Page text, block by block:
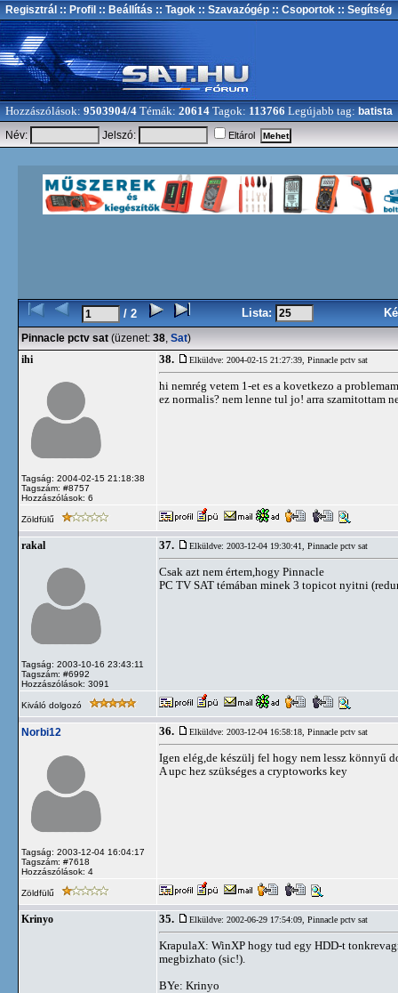
Regisztrál :: Profil :: Beállítás :: Tagok :: Szavazógép :: Csoportok :: Segítség
Hozzászólások: 9503904/4 Témák: 20614 Tagok: 113766 Legújabb tag: batista
Név:
Jelszó: Eltárol
/ 2 Lista:
Pinnacle pctv sat (üzenet: 38, Sat)
ihi
Tagság: 2004-02-15 21:18:38
Tagszám: #8757
Hozzászólások: 6
38. Elküldve: 2004-02-15 21:27:39, Pinnacle pctv sat
hi nemrég vetem 1-et es a kovetkezo a
ez normalis? nem lenne tul jo! arra szamitottam
Zöldfülű
rakal
Tagság: 2003-10-16 23:43:11
Tagszám: #6992
Hozzászólások: 3091
37. Elküldve: 2003-12-04 19:30:41, Pinnacle pctv sat
Csak azt nem értem,hogy Pinnacle
PC TV SAT témában minek 3 topicot nyitni
Kiváló dolgozó
Norbi12
Tagság: 2003-12-04 16:04:17
Tagszám: #7618
Hozzászólások: 4
36. Elküldve: 2003-12-04 16:58:18, Pinnacle pctv sat
Igen elég,de készülj fel hogy nem lessz könnyű
A upc hez szükséges a cryptoworks key
Zöldfülű
Krinyo 35. Elküldve: 2002-06-29 17:54:09, Pinnacle pctv sat
KrapulaX: WinXP hogy tud egy HDD-t
megbizhato (sic!).
BYe: Krinyo